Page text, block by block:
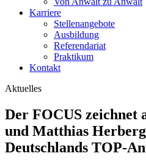
Karriere
Stellenangebote
Ausbildung
Referendariat
Praktikum
Kontakt
Aktuelles
Der FOCUS zeichnet
und Matthias
Deutschlands TOP-